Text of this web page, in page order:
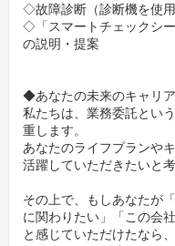
業務のデジタル化と徹底し
減。ほぼ毎日定時で帰宅す
家族との時間や、趣味、自
仕事に全力で打ち込むため
スマートな働き方で、豊か
メーカーの垣根なし
特定のメーカーに縛られる
に触れることができるのも
◇故障診断（診断機を使用
◇「スマートチェックシ
の説明・提案
◆あなたの未来のキャリ
私たちは、業務委託とい
重します。
あなたのライフプランや
活躍していただきたいと考
その上で、もしあなたが
に関わりたい」「この会
と感じていただけたなら